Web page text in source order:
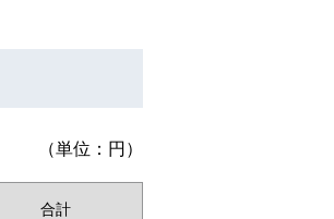
（単位：円）
合計